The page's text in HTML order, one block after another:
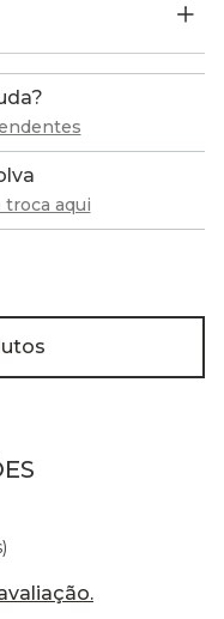
troca aqui